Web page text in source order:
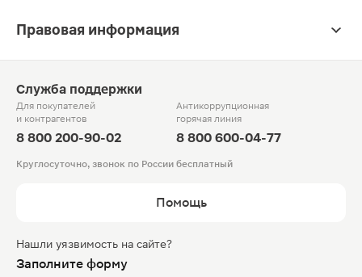
Правовая информация
Служба поддержки
Для покупателей
и контрагентов
8 800 200-90-02
Антикоррупционная
горячая линия
8 800 600-04-77
Круглосуточно, звонок по России бесплатный
Помощь
Нашли уязвимость на сайте?
Заполните форму